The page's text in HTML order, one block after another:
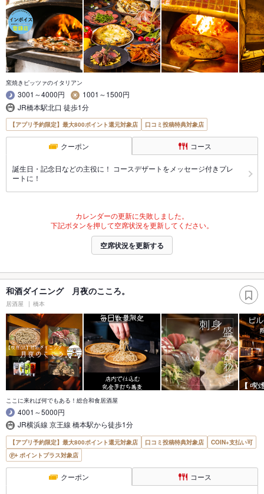
窯焼きピッツァのイタリアン
3001～4000円
1001～1500円
JR橋本駅北口 徒歩1分
【アプリ予約限定】最大800ポイント還元対象店 口コミ投稿特典対象店
クーポン コース
誕生日・記念日などの主役に！ コースデザートをメッセージ付きプレ
ートに！
カレンダーの更新に失敗しました。
下記ボタンを押して空席状況を更新してください。
空席状況を更新する
和酒ダイニング 月夜のこころ。
居酒屋 橋本
ここに来れば何でもある！総合和食居酒屋
4001～5000円
JR横浜線 京王線 橋本駅から徒歩1分
【アプリ予約限定】最大800ポイント還元対象店 口コミ投稿特典対象店
COIN+支払い可
ポイントプラス対象店
クーポン コース